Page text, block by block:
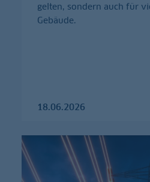
gelten, sondern auch für
Gebäude.
18.06.2026